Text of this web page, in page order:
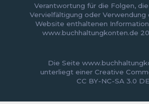
Verantwortung für die Folgen,
Vervielfältigung oder Verwendung
Website enthaltenen
www.buchhaltungkonten.de
Die Seite
unterliegt einer Creative
CC BY-NC-SA 3.0 DE